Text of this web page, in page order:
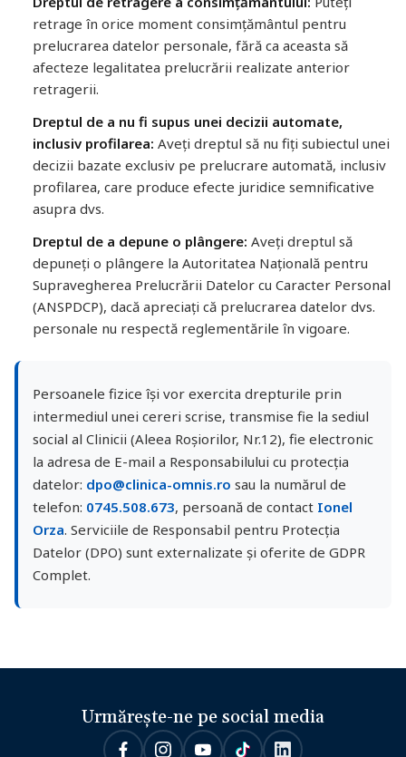
retrage în orice moment consimțământul pentru
prelucrarea datelor personale, fără ca aceasta să
afecteze legalitatea prelucrării realizate anterior
retragerii.
Dreptul de a nu fi supus unei decizii automate,
inclusiv profilarea: Aveți dreptul să nu fiți subiectul unei
decizii bazate exclusiv pe prelucrare automată, inclusiv
profilarea, care produce efecte juridice semnificative
asupra dvs.
Dreptul de a depune o plângere: Aveți dreptul să
depuneți o plângere la Autoritatea Națională pentru
Supravegherea Prelucrării Datelor cu Caracter Personal
(ANSPDCP), dacă apreciați că prelucrarea datelor dvs.
personale nu respectă reglementările în vigoare.
Persoanele fizice își vor exercita drepturile prin
intermediul unei cereri scrise, transmise fie la sediul
social al Clinicii (Aleea Roșiorilor, Nr.12), fie electronic
la adresa de E-mail a Responsabilului cu protecția
datelor: dpo@clinica-omnis.ro sau la numărul de
telefon: 0745.508.673, persoană de contact Ionel
Orza. Serviciile de Responsabil pentru Protecția
Datelor (DPO) sunt externalizate și oferite de GDPR
Complet.
Urmărește-ne pe social media